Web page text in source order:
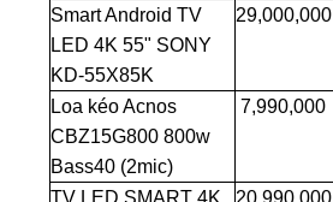
Smart Android TV
LED 4K 55" SONY
KD-55X85K
29,000,000
Loa kéo Acnos
CBZ15G800 800w
Bass40 (2mic)
7,990,000
TV LED SMART 4K 20,990,000